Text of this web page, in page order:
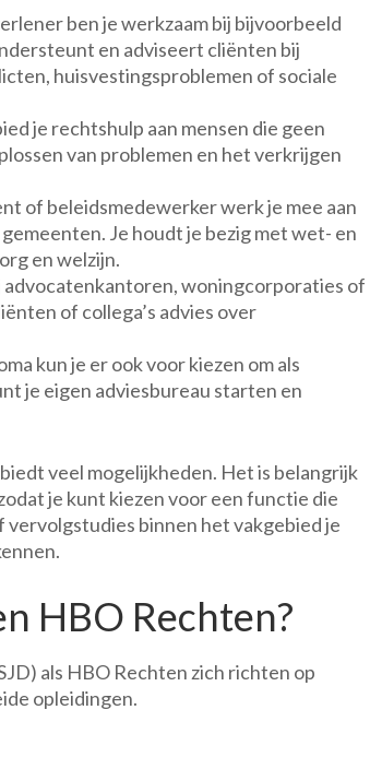
ben je werkzaam bij bijvoorbeeld
en adviseert cliënten bij
huisvestingsproblemen of sociale
je rechtshulp aan mensen die geen
van problemen en het verkrijgen
of beleidsmedewerker werk je mee aan
Je houdt je bezig met wet- en
en welzijn.
advocatenkantoren, woningcorporaties of
of collega’s advies over
kun je er ook voor kiezen om als
je eigen adviesbureau starten en
veel mogelijkheden. Het is belangrijk
je kunt kiezen voor een functie die
vervolgstudies binnen het vakgebied je
HBO Rechten?
als HBO Rechten zich richten op
opleidingen.